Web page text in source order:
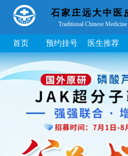
石家庄远大中医
Traditional Chinese
首页 预约挂号 医生推荐